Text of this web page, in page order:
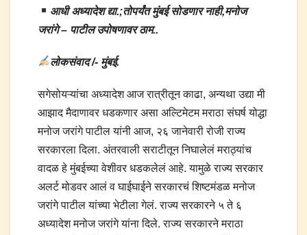
आधी अध्यादेश द्या.;तोपर्यंत मुंबई सोडणार नाही,मनोज
जरांगे – पाटील उपोषणावर ठाम..
लोकसंवाद /- मुंबई.
सगेसोयऱ्यांचा अध्यादेश आज रात्रीतून काढा, अन्यथा उद्या मी
आझाद मैदाणावर धडकणार असा अल्टिमेटम मराठा संघर्ष योद्धा
मनोज जरांगे पाटील यांनी आज, २६ जानेवारी रोजी राज्य
सरकारला दिला. अंतरवाली सराटीतून निघालेलं मराठ्यांच
वादळ हे मुंबईच्या वेशीवर धडकलेलं आहे. यामुळे राज्य सरकार
अलर्ट मोडवर आलं व घाईघाईने सरकारचं शिष्टमंडळ मनोज
जरांगे पाटील यांच्या भेटीला गेलं. राज्य सरकारने ५ ते ६
अध्यादेश मनोज जरांगे यांना दिले. राज्य सरकारने मराठा